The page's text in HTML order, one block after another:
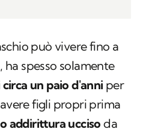
può vivere fino a
spesso solamente
un paio d'anni per
figli propri prima
addirittura ucciso da